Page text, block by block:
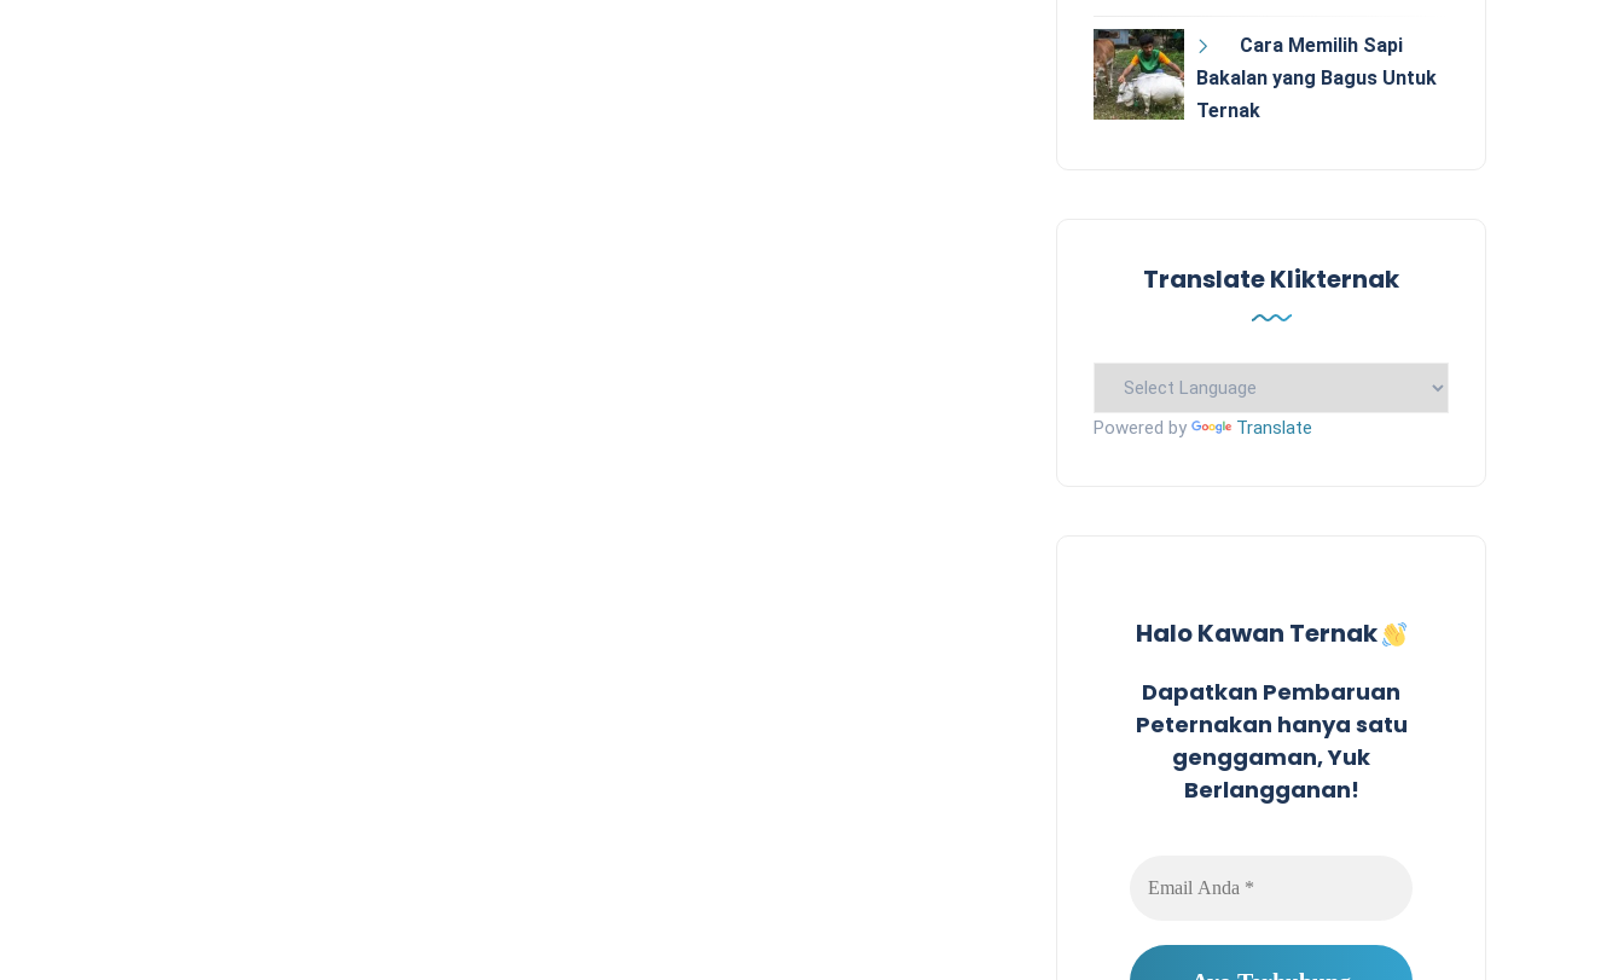
Cara Memilih Sapi
Bakalan yang Bagus Untuk
Ternak
Translate Klikternak
Powered by Translate
Halo Kawan Ternak
Dapatkan Pembaruan
Peternakan hanya satu
genggaman, Yuk
Berlangganan!